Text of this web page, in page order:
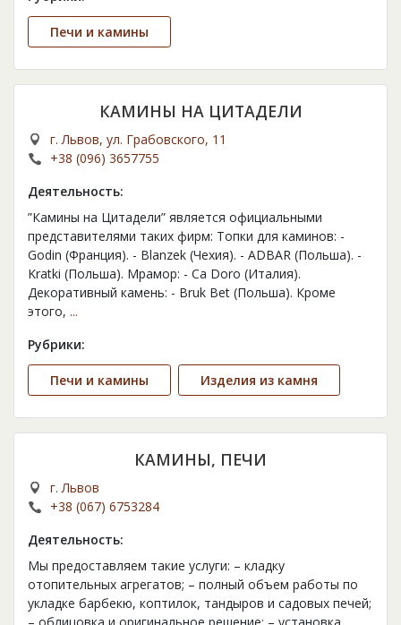
Печи и камины
КАМИНЫ НА ЦИТАДЕЛИ
г. Львов, ул. Грабовского, 11
+38 (096) 3657755
Деятельность:
”Камины на Цитадели” является официальными
представителями таких фирм: Топки для каминов: -
Godin (Франция). - Blanzek (Чехия). - ADBAR (Польша). -
Kratki (Польша). Мрамор: - Ca Doro (Италия).
Декоративный камень: - Bruk Bet (Польша). Кроме
этого, ...
Рубрики:
Печи и камины Изделия из камня
КАМИНЫ, ПЕЧИ
г. Львов
+38 (067) 6753284
Деятельность:
Мы предоставляем такие услуги: – кладку
отопительных агрегатов; – полный объем работы по
укладке барбекю, коптилок, тандыров и садовых печей;